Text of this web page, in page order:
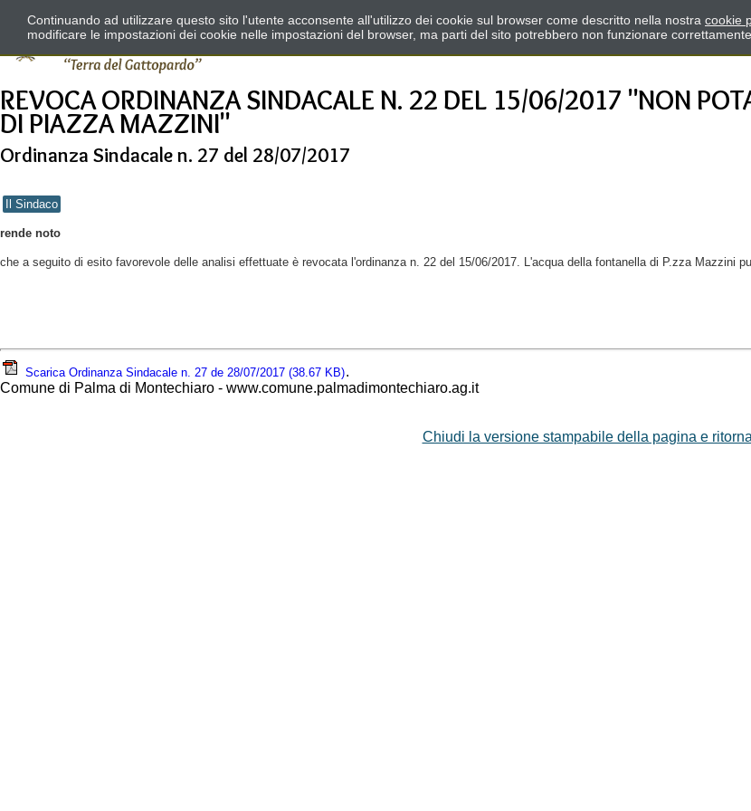
REVOCA ORDINANZA SINDACALE N. 22 DEL 15/06/2017 "NON
DI PIAZZA MAZZINI"
Ordinanza Sindacale n. 27 del 28/07/2017
Il Sindaco
rende noto
che a seguito di esito favorevole delle analisi effettuate è revocata l'ordinanza n. 22 del 15/06/2017. L'acqua della fontanella di P.zza Mazzini
Scarica Ordinanza Sindacale n. 27 de 28/07/2017 (38.67 KB).
Comune di Palma di Montechiaro - www.comune.palmadimontechiaro.ag.it
Chiudi la versione stampabile della pagina e
Continuando ad utilizzare questo sito l'utente acconsente all'utilizzo dei cookie sul browser come descritto nella nostra cookie
modificare le impostazioni dei cookie nelle impostazioni del browser, ma parti del sito potrebbero non funzionare correttamente.